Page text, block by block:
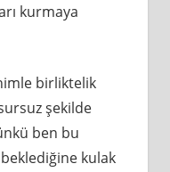
kurmaya
birliktelik
şekilde
ben bu
kulak